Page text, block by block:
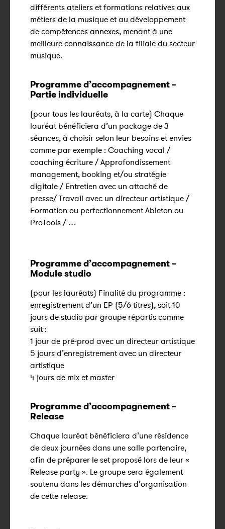
différents ateliers et formations relatives aux
métiers de la musique et au développement
de compétences annexes, menant à une
meilleure connaissance de la filiale du secteur
musique.
Programme d’accompagnement –
Partie individuelle
(pour tous les lauréats, à la carte) Chaque
lauréat bénéficiera d’un package de 3
séances, à choisir selon leur besoins et envies
comme par exemple : Coaching vocal /
coaching écriture / Approfondissement
management, booking et/ou stratégie
digitale / Entretien avec un attaché de
presse/ Travail avec un directeur artistique /
Formation ou perfectionnement Ableton ou
ProTools / …
Programme d’accompagnement –
Module studio
(pour les lauréats) Finalité du programme :
enregistrement d’un EP (5/6 titres), soit 10
jours de studio par groupe répartis comme
suit :
1 jour de pré-prod avec un directeur artistique
5 jours d’enregistrement avec un directeur
artistique
4 jours de mix et master
Programme d’accompagnement –
Release
Chaque lauréat bénéficiera d’une résidence
de deux journées dans une salle partenaire,
afin de préparer le set proposé lors de leur «
Release party ». Le groupe sera également
soutenu dans les démarches d’organisation
de cette release.